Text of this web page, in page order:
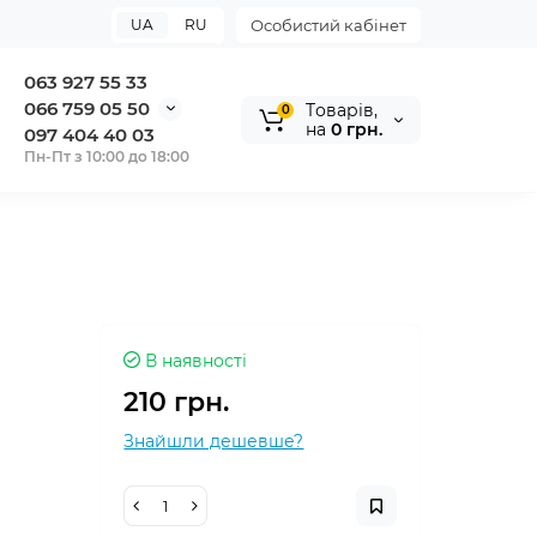
Особистий кабінет
UA RU
063 927 55 33
066 759 05 50
097 404 40 03
Пн-Пт з 10:00 до 18:00
0
Tоварів,
на 0 грн.
В наявності
210 грн.
Знайшли дешевше?